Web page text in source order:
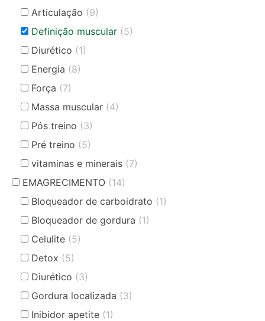
Articulação (9)
Definição muscular (5)
Diurético (1)
Energia (8)
Força (7)
Massa muscular (4)
Pós treino (3)
Pré treino (5)
vitaminas e minerais (7)
EMAGRECIMENTO (14)
Bloqueador de carboidrato (1)
Bloqueador de gordura (1)
Celulite (5)
Detox (5)
Diurético (3)
Gordura localizada (3)
Inibidor apetite (1)